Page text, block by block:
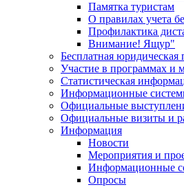
Памятка туристам
О правилах учета
Профилактика
Внимание! Ящур"
Бесплатная
Участие в программах и
Статистическая
Информационные
Официальные
Официальные визиты и
Информация
Новости
Мероприятия и
Информационные
Опросы